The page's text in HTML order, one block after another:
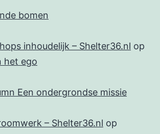
bomen
inhoudelijk – Shelter36.nl op
het ego
Een ondergrondse missie
– Shelter36.nl op